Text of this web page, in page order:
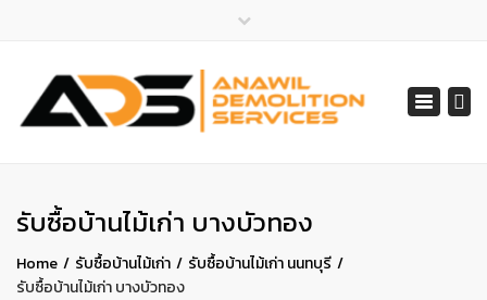
ไลน์ไอดี 065-401-2852
สายด่วน 065-401-2852, 061-548-1805 Toggle
รับซื้อบ้านไม้เก่า บางบัวทอง
Home รับซื้อบ้านไม้เก่า
รับซื้อบ้านไม้เก่า นนทบุรี
รับซื้อบ้านไม้เก่า บางบัวทอง